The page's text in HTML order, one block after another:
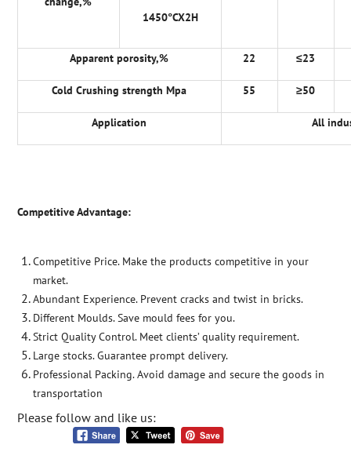
1450°CX2H
Apparent porosity,% 22 ≤23
Cold Crushing strength Mpa 55 ≥50
Application All
Competitive Advantage:
Competitive Price. Make the products competitive in your
market.
Abundant Experience. Prevent cracks and twist in bricks.
Different Moulds. Save mould fees for you.
Strict Quality Control. Meet clients’ quality requirement.
Large stocks. Guarantee prompt delivery.
Professional Packing. Avoid damage and secure the goods in
transportation
Please follow and like us: